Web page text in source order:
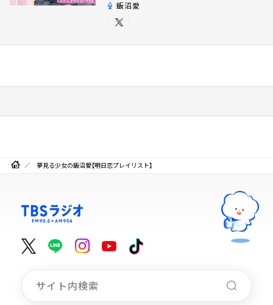
飯沼愛
夢見る少女の飯沼愛【明日恋プレイリスト】